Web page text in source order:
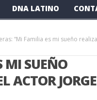
DNA LATINO
“Mi Familia es mi sueño
MI SUEÑO
ACTOR JORGE